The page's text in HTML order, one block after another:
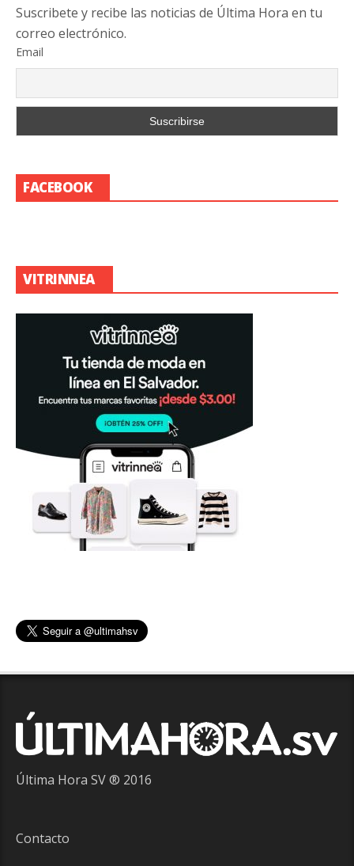
Suscribete y recibe las noticias de Última Hora en tu
correo electrónico.
Email
FACEBOOK
VITRINNEA
Última Hora SV ® 2016
Contacto